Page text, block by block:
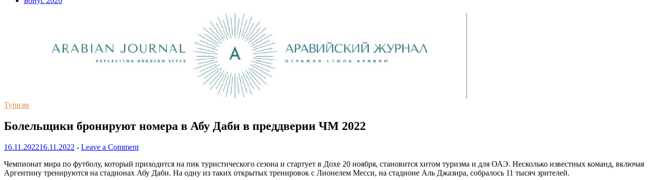
Туризм
Болельщики бронируют номера в Абу Даби в преддверии ЧМ 2022
16.11.202216.11.2022 - Leave a Comment
Чемпионат мира по футболу, который приходится на пик туристического сезона и стартует в Дохе 20 ноября, становится хитом туризма и для ОАЭ. Несколько известных команд, включая
Аргентину тренируются на стадионах Абу Даби. На одну из таких открытых тренировок с Лионелем Месси, на стадионе Аль Джазира, собралось 11 тысяч зрителей.